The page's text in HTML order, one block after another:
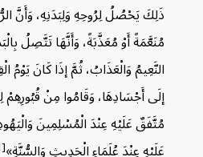
ذَلِكَ يَحْصُلُ لِرُوحِهِ وَلِبَدَنِهِ، وَأَنَّ
مُنَعَّمَةً أَوْ مُعَذَّبَةً، وَأَنَّهَا تَتَّصِلُ
النَّعِيمُ وَالْعَذَابُ، ثُمَّ إذَا كَانَ يَوْمُ
إلَى أَجْسَادِهَا، وَقَامُوا مِنْ قُبُورِهِمْ
مُتَّفَقٌ عَلَيْهِ عِنْدَ الْمُسْلِمِينَ
عَلَيْهِ عِنْدَ عُلَمَاءِ الْحَدِيثِ وَالسُّنَّةِ»[21]
.